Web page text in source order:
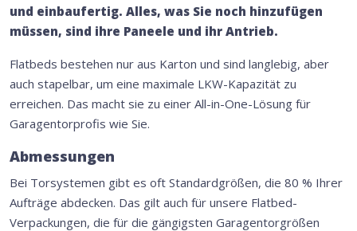
und einbaufertig. Alles, was Sie noch hinzufügen
müssen, sind ihre Paneele und ihr Antrieb.
Flatbeds bestehen nur aus Karton und sind langlebig, aber
auch stapelbar, um eine maximale LKW-Kapazität zu
erreichen. Das macht sie zu einer All-in-One-Lösung für
Garagentorprofis wie Sie.
Abmessungen
Bei Torsystemen gibt es oft Standardgrößen, die 80 % Ihrer
Aufträge abdecken. Das gilt auch für unsere Flatbed-
Verpackungen, die für die gängigsten Garagentorgrößen